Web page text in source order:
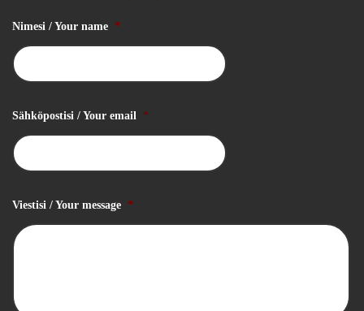
Nimesi / Your name *
Sähköpostisi / Your email *
Viestisi / Your message *